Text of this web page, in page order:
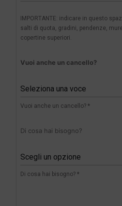
IMPORTANTE: indicare in questo
salti di quota, gradini, pendenze,
copertine superiori.
Vuoi anche un cancello?
Seleziona una voce
Vuoi anche un cancello? *
Di cosa hai bisogno?
Scegli un opzione
Di cosa hai bisogno? *